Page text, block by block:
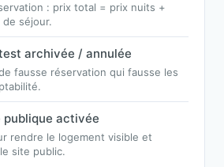
: prix total = prix nuits +
séjour.
archivée / annulée
fausse réservation qui fausse les
publique activée
rendre le logement visible et
site public.